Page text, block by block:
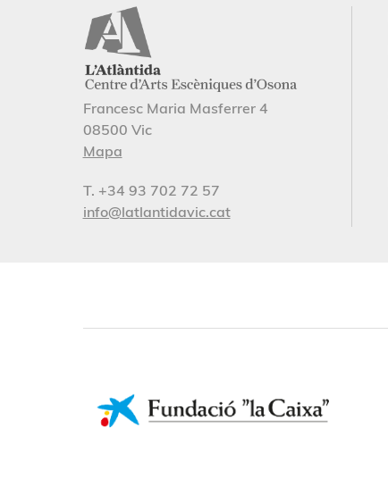
Francesc Maria Masferrer 4
08500 Vic
Mapa
T. +34 93 702 72 57
info@latlantidavic.cat